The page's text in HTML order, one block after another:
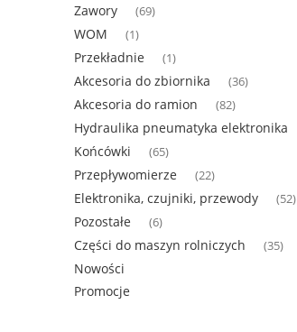
Zawory (69)
WOM (1)
Przekładnie (1)
Akcesoria do zbiornika (36)
Akcesoria do ramion (82)
Hydraulika pneumatyka elektronika
Końcówki (65)
Przepływomierze (22)
Elektronika, czujniki, przewody (52)
Pozostałe (6)
Części do maszyn rolniczych (35)
Nowości
Promocje